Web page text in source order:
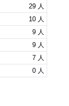
29 人
10 人
9 人
9 人
7 人
0 人